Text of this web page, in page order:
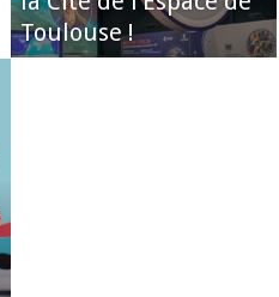
Toulouse !